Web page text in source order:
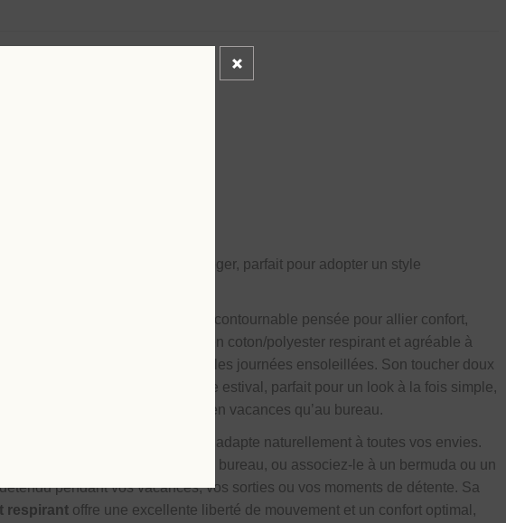
, confortable et léger, parfait pour adopter un style
l’été.
velours éponge
, une pièce incontournable pensée pour allier confort,
Confectionné dans un tissu en coton/polyester respirant et agréable à
de légèreté idéale pendant les journées ensoleillées. Son toucher doux
un indispensable du vestiaire estival, parfait pour un look à la fois simple,
polo facile à porter aussi bien en vacances qu’au bureau.
, ce polo s’adapte naturellement à toutes vos envies.
chino pour une allure casual au bureau, ou associez-le à un bermuda ou un
pendant vos vacances, vos sorties ou vos moments de détente. Sa
respirant offre une excellente liberté de mouvement et un confort optimal,